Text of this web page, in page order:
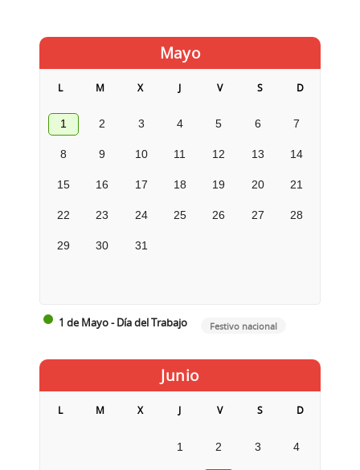
Mayo
L M X J V S D
1 2 3 4 5 6 7
8 9 10 11 12 13 14
15 16 17 18 19 20 21
22 23 24 25 26 27 28
29 30 31
1 de Mayo - Día del Trabajo Festivo nacional
Junio
L M X J V S D
1 2 3 4